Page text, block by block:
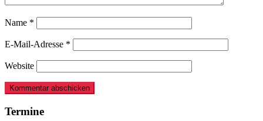
Name *
E-Mail-Adresse *
Website
Seitenspalte
Termine